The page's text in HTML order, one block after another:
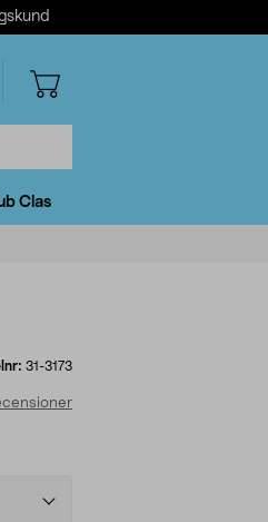
Clas
31-3173